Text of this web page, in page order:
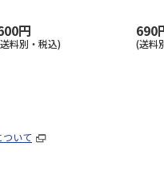
円
料別・税込)
690
(送料
いて